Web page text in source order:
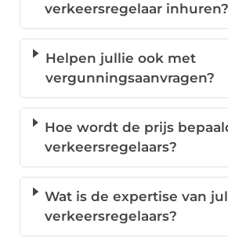
verkeersregelaar inhuren?
Helpen jullie ook met
vergunningsaanvragen?
Hoe wordt de prijs
verkeersregelaars?
Wat is de expertise van
verkeersregelaars?